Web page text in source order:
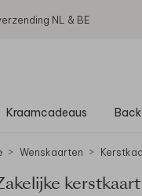
NL & BE
Kraamcadeaus
Wenskaarten